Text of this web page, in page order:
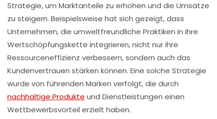
Strategie, um Marktanteile zu erhöhen und die Umsätze
zu steigern. Beispielsweise hat sich gezeigt, dass
Unternehmen, die umweltfreundliche Praktiken in ihre
Wertschöpfungskette integrieren, nicht nur ihre
Ressourceneffizienz verbessern, sondern auch das
Kundenvertrauen stärken können. Eine solche Strategie
wurde von führenden Marken verfolgt, die durch
nachhaltige Produkte und Dienstleistungen einen
Wettbewerbsvorteil erzielt haben.